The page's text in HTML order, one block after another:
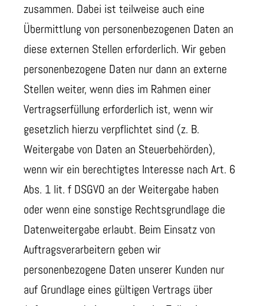
zusammen. Dabei ist teilweise auch eine
Übermittlung von personenbezogenen Daten an
diese externen Stellen erforderlich. Wir geben
personenbezogene Daten nur dann an externe
Stellen weiter, wenn dies im Rahmen einer
Vertragserfüllung erforderlich ist, wenn wir
gesetzlich hierzu verpflichtet sind (z. B.
Weitergabe von Daten an Steuerbehörden),
wenn wir ein berechtigtes Interesse nach Art. 6
Abs. 1 lit. f DSGVO an der Weitergabe haben
oder wenn eine sonstige Rechtsgrundlage die
Datenweitergabe erlaubt. Beim Einsatz von
Auftragsverarbeitern geben wir
personenbezogene Daten unserer Kunden nur
auf Grundlage eines gültigen Vertrags über